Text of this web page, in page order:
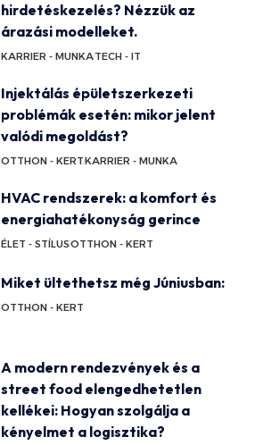
hirdetéskezelés? Nézzük az
árazási modelleket.
KARRIER - MUNKATECH - IT
Injektálás épületszerkezeti
problémák esetén: mikor jelent
valódi megoldást?
OTTHON - KERTKARRIER - MUNKA
HVAC rendszerek: a komfort és
energiahatékonyság gerince
ÉLET - STÍLUSOTTHON - KERT
Miket ültethetsz még Júniusban:
OTTHON - KERT
A modern rendezvények és a
street food elengedhetetlen
kellékei: Hogyan szolgálja a
kényelmet a logisztika?